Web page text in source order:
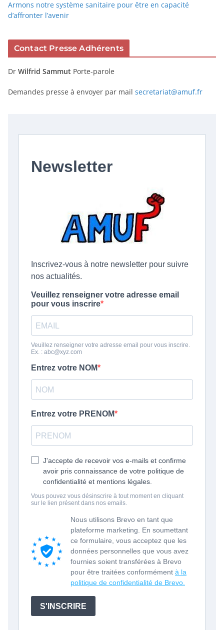
Armons notre système sanitaire pour être en capacité
d’affronter l’avenir
Contact Presse Adhérents
Dr Wilfrid Sammut Porte-parole
Demandes presse à envoyer par mail secretariat@amuf.fr